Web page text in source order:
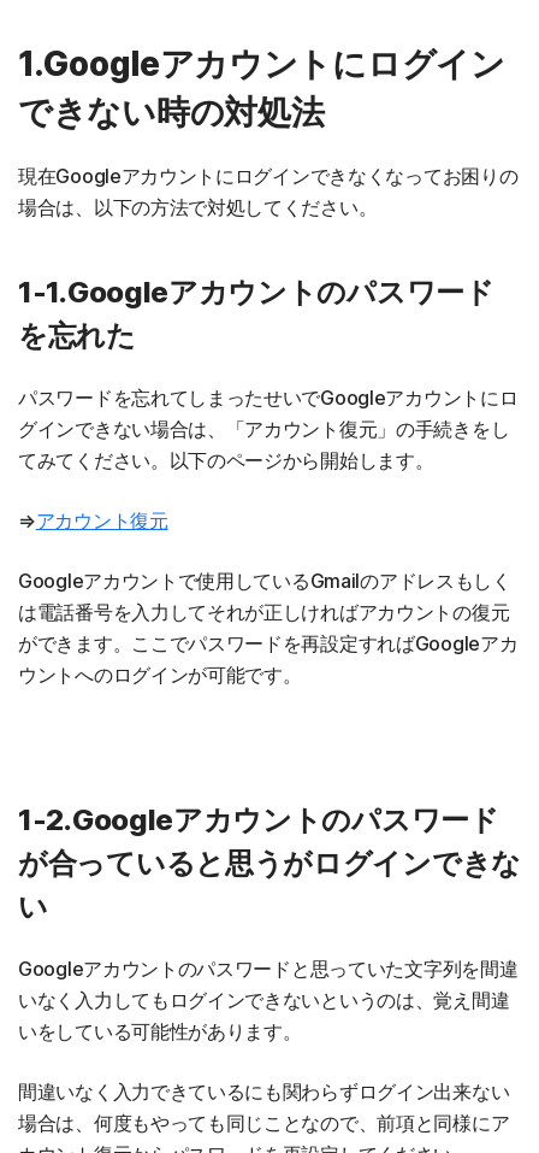
1.Googleアカウントにログイン
できない時の対処法
現在Googleアカウントにログインできなくなってお困りの
場合は、以下の方法で対処してください。
1-1.Googleアカウントのパスワード
を忘れた
パスワードを忘れてしまったせいでGoogleアカウントにロ
グインできない場合は、「アカウント復元」の手続きをし
てみてください。以下のページから開始します。
⇒アカウント復元
Googleアカウントで使用しているGmailのアドレスもしく
は電話番号を入力してそれが正しければアカウントの復元
ができます。ここでパスワードを再設定すればGoogleアカ
ウントへのログインが可能です。
1-2.Googleアカウントのパスワード
が合っていると思うがログインできな
い
Googleアカウントのパスワードと思っていた文字列を間違
いなく入力してもログインできないというのは、覚え間違
いをしている可能性があります。
間違いなく入力できているにも関わらずログイン出来ない
場合は、何度もやっても同じことなので、前項と同様にア